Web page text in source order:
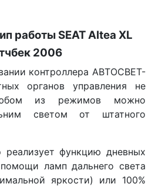
работы SEAT Altea XL
2006
контроллера АВТОСВЕТ-
органов управления не
из режимов можно
светом от штатного
функцию дневных
ламп дальнего света
яркости) или 100%